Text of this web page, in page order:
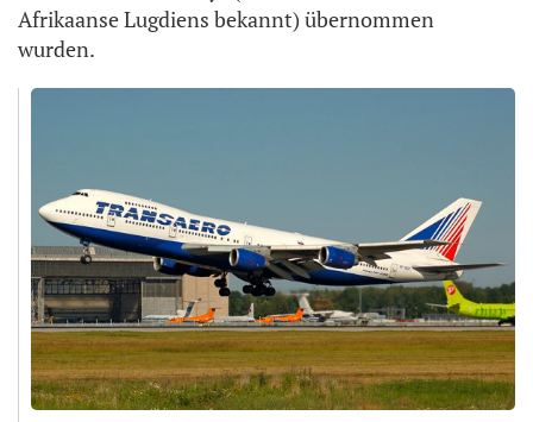
Afrikaanse Lugdiens bekannt) übernommen
wurden.